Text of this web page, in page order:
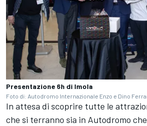
Presentazione 6h di Imola
Foto di: Autodromo Internazionale Enzo e Dino
In attesa di scoprire tutte le
che si terranno sia in Autodromo